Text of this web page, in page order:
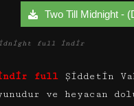
Two Till Midnight -
full indir
indir fullŞiddetin
ve heyacan